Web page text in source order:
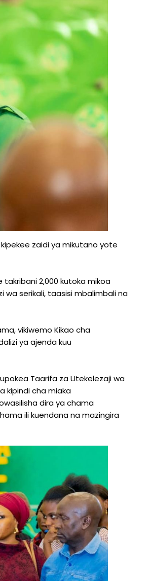
zaidi ya mikutano yote
takribani 2,000 kutoka mikoa
wa serikali, taasisi mbalimbali na
vikiwemo Kikao cha
ya ajenda kuu
Taarifa za Utekelezaji wa
kipindi cha miaka
dira ya chama
ili kuendana na mazingira